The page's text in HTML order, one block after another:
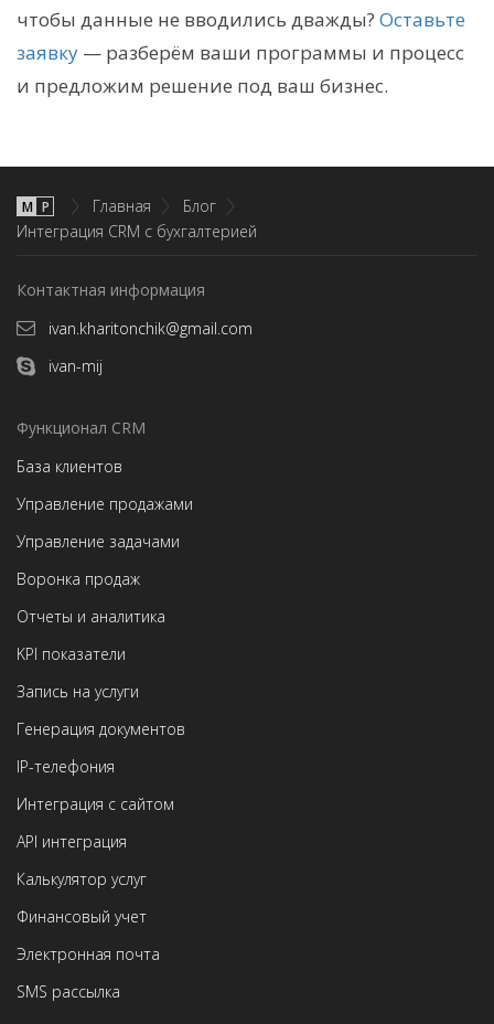
чтобы данные не вводились дважды? Оставьте
заявку — разберём ваши программы и процесс
и предложим решение под ваш бизнес.
М P Главная
Блог
Интеграция CRM с бухгалтерией
Контактная информация
ivan.kharitonchik@gmail.com
ivan-mij
Функционал CRM
База клиентов
Управление продажами
Управление задачами
Воронка продаж
Отчеты и аналитика
KPI показатели
Запись на услуги
Генерация документов
IP-телефония
Интеграция с сайтом
API интеграция
Калькулятор услуг
Финансовый учет
Электронная почта
SMS рассылка